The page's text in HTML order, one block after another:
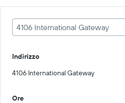
4106 International Gateway
Indirizzo
4106 International Gateway
Ore